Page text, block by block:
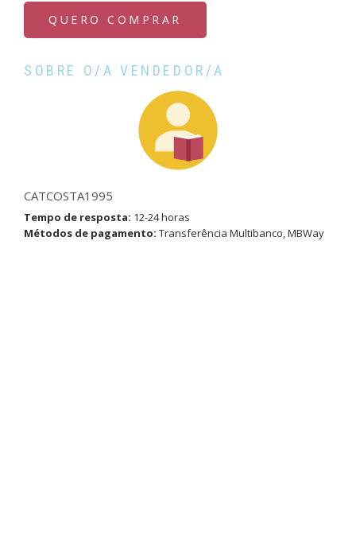
QUERO COMPRAR
SOBRE O/A VENDEDOR/A
CATCOSTA1995
Tempo de resposta: 12-24 horas
Métodos de pagamento: Transferência Multibanco, MBWay